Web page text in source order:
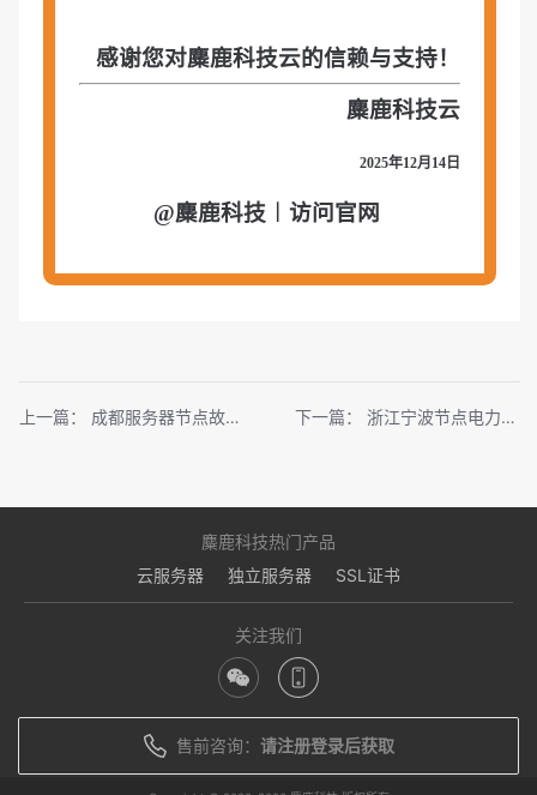
感谢您对麋鹿科技云的信赖与支持！
麋鹿科技云
2025年12月14日
@麋鹿科技︱ 访问官网
上一篇： 成都服务器节点故障通知 下一篇： 浙江宁波节点电力维护通知
麋鹿科技热门产品
云服务器
独立服务器 SSL证书
关注我们
售前咨询： 请注册登录后获取